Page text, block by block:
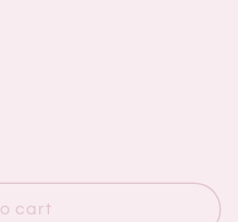
cart